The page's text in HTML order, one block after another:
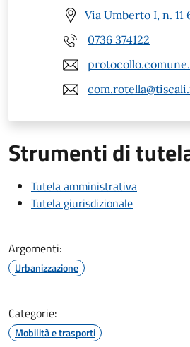
Via Umberto I, n. 11
0736 374122
Strumenti di
Tutela amministrativa
Tutela giurisdizionale
Argomenti:
Urbanizzazione
Categorie:
Mobilità e trasporti